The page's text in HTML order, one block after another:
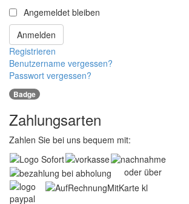
Angemeldet bleiben
Anmelden
Registrieren
Benutzername vergessen?
Passwort vergessen?
Badge
Zahlungsarten
Zahlen Sie bei uns bequem mit:
oder über